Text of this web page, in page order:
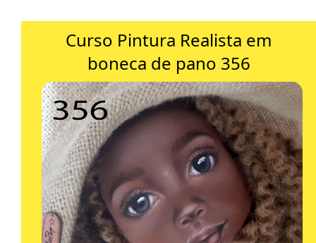
Curso Pintura Realista em
boneca de pano 356